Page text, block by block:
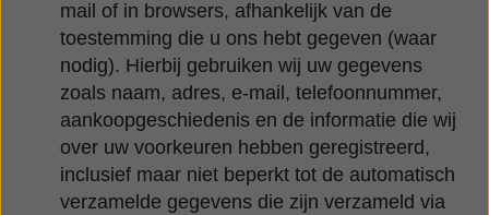
mail of in browsers, afhankelijk van de
toestemming die u ons hebt gegeven (waar
nodig). Hierbij gebruiken wij uw gegevens
zoals naam, adres, e-mail, telefoonnummer,
aankoopgeschiedenis en de informatie die wij
over uw voorkeuren hebben geregistreerd,
inclusief maar niet beperkt tot de automatisch
verzamelde gegevens die zijn verzameld via